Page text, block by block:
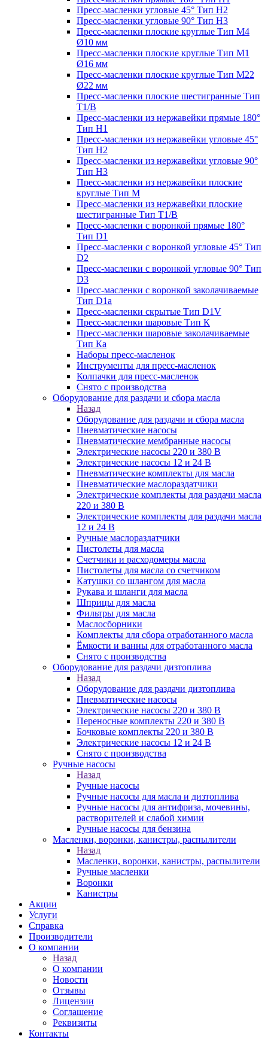
Пресс-масленки угловые 45° Тип H2
Пресс-масленки угловые 90° Тип H3
Пресс-масленки плоские круглые Тип M4
Ø10 мм
Пресс-масленки плоские круглые Тип M1
Ø16 мм
Пресс-масленки плоские круглые Тип M22
Ø22 мм
Пресс-масленки плоские шестигранные Тип
T1/B
Пресс-масленки из нержавейки прямые 180°
Тип H1
Пресс-масленки из нержавейки угловые 45°
Тип H2
Пресс-масленки из нержавейки угловые 90°
Тип H3
Пресс-масленки из нержавейки плоские
круглые Тип M
Пресс-масленки из нержавейки плоские
шестигранные Тип T1/B
Пресс-масленки с воронкой прямые 180°
Тип D1
Пресс-масленки с воронкой угловые 45° Тип
D2
Пресс-масленки с воронкой угловые 90° Тип
D3
Пресс-масленки с воронкой заколачиваемые
Тип D1a
Пресс-масленки скрытые Тип D1V
Пресс-масленки шаровые Тип К
Пресс-масленки шаровые заколачиваемые
Тип Кa
Наборы пресс-масленок
Инструменты для пресс-масленок
Колпачки для пресс-масленок
Снято с производства
Оборудование для раздачи и сбора масла
Назад
Оборудование для раздачи и сбора масла
Пневматические насосы
Пневматические мембранные насосы
Электрические насосы 220 и 380 В
Электрические насосы 12 и 24 В
Пневматические комплекты для масла
Пневматические маслораздатчики
Электрические комплекты для раздачи масла
220 и 380 В
Электрические комплекты для раздачи масла
12 и 24 В
Ручные маслораздатчики
Пистолеты для масла
Счетчики и расходомеры масла
Пистолеты для масла со счетчиком
Катушки со шлангом для масла
Рукава и шланги для масла
Шприцы для масла
Фильтры для масла
Маслосборники
Комплекты для сбора отработанного масла
Ёмкости и ванны для отработанного масла
Снято с производства
Оборудование для раздачи дизтоплива
Назад
Оборудование для раздачи дизтоплива
Пневматические насосы
Электрические насосы 220 и 380 В
Переносные комплекты 220 и 380 В
Бочковые комплекты 220 и 380 В
Электрические насосы 12 и 24 В
Снято с производства
Ручные насосы
Назад
Ручные насосы
Ручные насосы для масла и дизтоплива
Ручные насосы для антифриза, мочевины,
растворителей и слабой химии
Ручные насосы для бензина
Масленки, воронки, канистры, распылители
Назад
Масленки, воронки, канистры, распылители
Ручные масленки
Воронки
Канистры
Акции
Услуги
Справка
Производители
О компании
Назад
О компании
Новости
Отзывы
Лицензии
Соглашение
Реквизиты
Контакты